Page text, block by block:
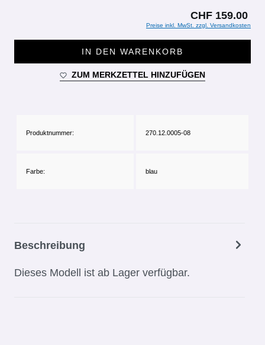
CHF 159.00
Preise inkl. MwSt. zzgl. Versandkosten
IN DEN WARENKORB
ZUM MERKZETTEL HINZUFÜGEN
Produktnummer: 270.12.0005-08
Farbe: blau
Beschreibung
Dieses Modell ist ab Lager verfügbar.